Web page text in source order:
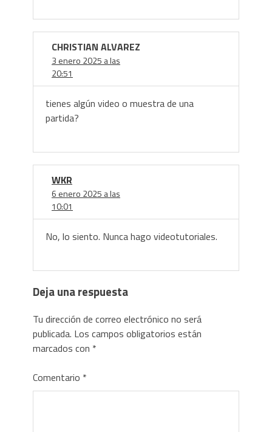
CHRISTIAN ALVAREZ
3 enero 2025 a las
20:51
tienes algún video o muestra de una
partida?
WKR
6 enero 2025 a las
10:01
No, lo siento. Nunca hago videotutoriales.
Deja una respuesta
Tu dirección de correo electrónico no será
publicada. Los campos obligatorios están
marcados con *
Comentario *